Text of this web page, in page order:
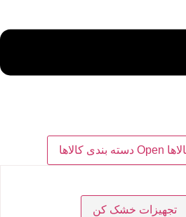
Open دسته بندی کالاها
تجهیزات خشک کن